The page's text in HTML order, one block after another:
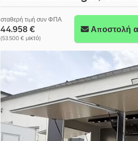
σταθερή τιμή συν ΦΠΑ
44.958 €
(53.500 € μικτό)
Αποστολή